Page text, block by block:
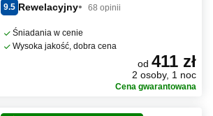
9.5 Rewelacyjny 68 opinii
Śniadania w cenie
Wysoka jakość, dobra cena
od 411 zł
2 osoby, 1 noc
Cena gwarantowana